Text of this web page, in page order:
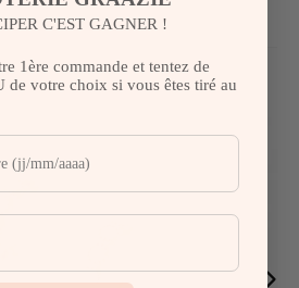
C'EST GAGNER !
1ère commande et tentez de
de votre choix si vous êtes tiré au